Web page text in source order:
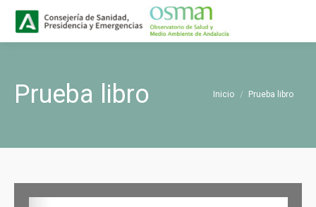
Prueba libro Estás aquí:
Inicio Prueba libro